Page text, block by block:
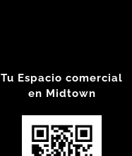
Tu Espacio comercial
en Midtown